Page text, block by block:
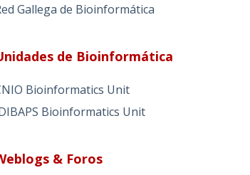
Gallega de Bioinformática
de Bioinformática
Bioinformatics Unit
Bioinformatics Unit
& Foros